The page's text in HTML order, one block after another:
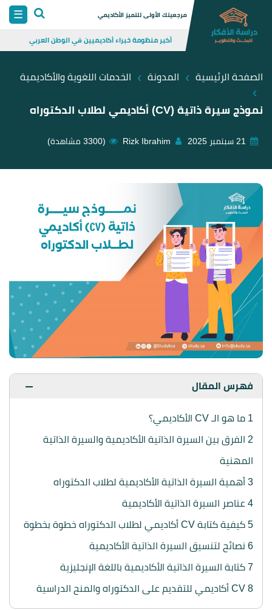
Skip
☰ مرجعيتك الأولى للتميز الأكاديمي
أكبر منظومة خبراء أكاديميين في الوطن العربي
الصفحة الرئيسية › المدونة › الخدمات اللغوية والأكاديمية
›
نموذج سيرة ذاتية (CV) أكاديمي لطلاب الدكتوراه
21 سبتمبر 2025 Rizk Ibrahim (3300 مشاهدة)
فهرس المقال
1 ما هو الـ CV الأكاديمي؟
2 الفرق بين السيرة الذاتية الأكاديمية والسيرة الذاتية
المهنية
3 أهمية السيرة الذاتية الأكاديمية لطلاب الدكتوراه
4 عناصر السيرة الذاتية الأكاديمية
5 كيفية كتابة CV أكاديمي لطلاب الدكتوراه خطوة بخطوة
6 نصائح لتنسيق السيرة الذاتية الأكاديمية
7 كتابة السيرة الذاتية الأكاديمية باللغة الإنجليزية
8 CV أكاديمي للتقديم على الدكتوراه والمنح الدراسية